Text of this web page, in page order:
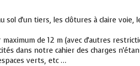
d'un tiers, les clôtures à claire voie,
de 12 m (avec d'autres
dans notre cahier des charges
verts, etc …